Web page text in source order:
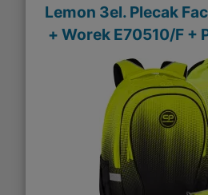
Lemon 3el. Plecak
+ Worek E70510/F +